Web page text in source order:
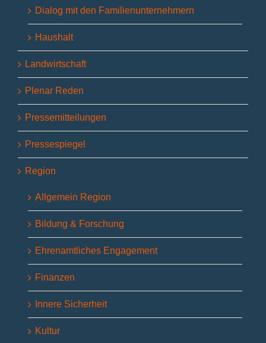
Dialog mit den Familienunternehmern
Haushalt
Landwirtschaft
Plenar Reden
Pressemitteilungen
Pressespiegel
Region
Allgemein Region
Bildung & Forschung
Ehrenamtliches Engagement
Finanzen
Innere Sicherheit
Kultur